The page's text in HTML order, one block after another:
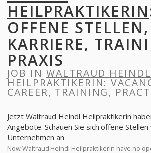
HEILPRAKTIKERIN
OFFENE STELLEN,
KARRIERE,
PRAXIS
JOB IN WALTRAUD HEINDL
HEILPRAKTIKERIN:
CAREER, TRAINING,
Jetzt Waltraud Heindl Heilpraktikerin
Angebote. Schauen Sie sich offene
Unternehmen an
Now Waltraud Heindl Heilpraktikerin have no